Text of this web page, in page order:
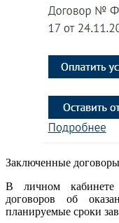
Заключенные
В личном кабинете
договоров об
планируемые сроки